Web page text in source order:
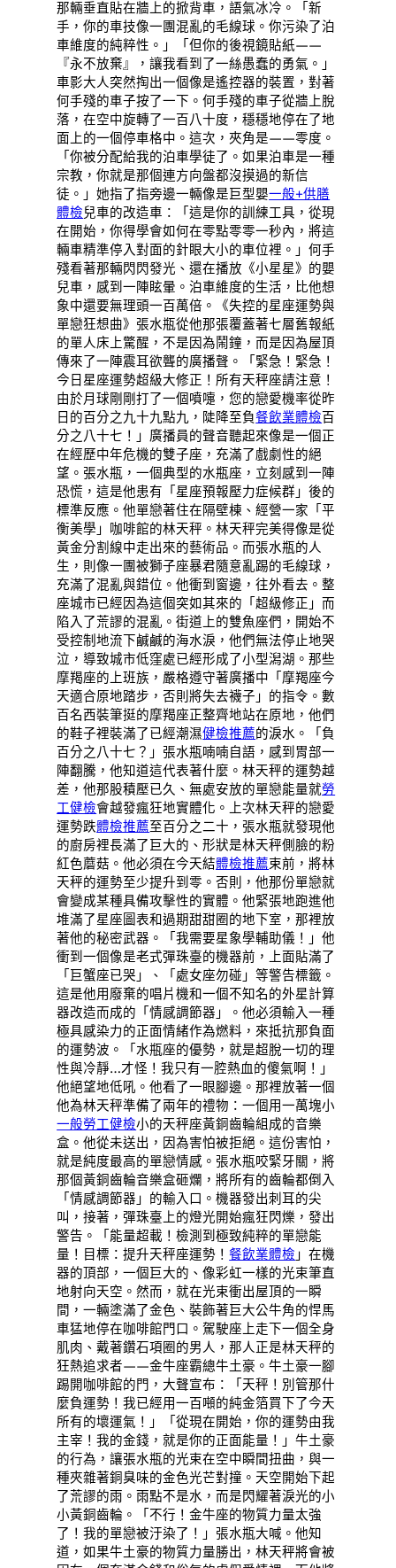
那輛垂直貼在牆上的掀背車，語氣冰冷。「新
手，你的車技像一團混亂的毛線球。你污染了泊
車維度的純粹性。」「但你的後視鏡貼紙——
『永不放棄』，讓我看到了一絲愚蠢的勇氣。」
車影大人突然掏出一個像是遙控器的裝置，對著
何手殘的車子按了一下。何手殘的車子從牆上脫
落，在空中旋轉了一百八十度，穩穩地停在了地
面上的一個停車格中。這次，夾角是——零度。
「你被分配給我的泊車學徒了。如果泊車是一種
宗教，你就是那個連方向盤都沒摸過的新信
徒。」她指了指旁邊一輛像是巨型嬰一般+供膳
體檢兒車的改造車：「這是你的訓練工具，從現
在開始，你得學會如何在零點零零一秒內，將這
輛車精準停入對面的針眼大小的車位裡。」何手
殘看著那輛閃閃發光、還在播放《小星星》的嬰
兒車，感到一陣眩暈。泊車維度的生活，比他想
象中還要無理頭一百萬倍。《失控的星座運勢與
單戀狂想曲》張水瓶從他那張覆蓋著七層舊報紙
的單人床上驚醒，不是因為鬧鐘，而是因為屋頂
傳來了一陣震耳欲聾的廣播聲。「緊急！緊急！
今日星座運勢超級大修正！所有天秤座請注意！
由於月球剛剛打了一個噴嚏，您的戀愛機率從昨
日的百分之九十九點九，陡降至負餐飲業體檢百
分之八十七！」廣播員的聲音聽起來像是一個正
在經歷中年危機的雙子座，充滿了戲劇性的絕
望。張水瓶，一個典型的水瓶座，立刻感到一陣
恐慌，這是他患有「星座預報壓力症候群」後的
標準反應。他單戀著住在隔壁棟、經營一家「平
衡美學」咖啡館的林天秤。林天秤完美得像是從
黃金分割線中走出來的藝術品。而張水瓶的人
生，則像一團被獅子座暴君隨意亂踢的毛線球，
充滿了混亂與錯位。他衝到窗邊，往外看去。整
座城市已經因為這個突如其來的「超級修正」而
陷入了荒謬的混亂。街道上的雙魚座們，開始不
受控制地流下鹹鹹的海水淚，他們無法停止地哭
泣，導致城市低窪處已經形成了小型潟湖。那些
摩羯座的上班族，嚴格遵守著廣播中「摩羯座今
天適合原地踏步，否則將失去襪子」的指令。數
百名西裝筆挺的摩羯座正整齊地站在原地，他們
的鞋子裡裝滿了已經潮濕健檢推薦的淚水。「負
百分之八十七？」張水瓶喃喃自語，感到胃部一
陣翻騰，他知道這代表著什麼。林天秤的運勢越
差，他那股積壓已久、無處安放的單戀能量就勞
工健檢會越發瘋狂地實體化。上次林天秤的戀愛
運勢跌體檢推薦至百分之二十，張水瓶就發現他
的廚房裡長滿了巨大的、形狀是林天秤側臉的粉
紅色蘑菇。他必須在今天結體檢推薦束前，將林
天秤的運勢至少提升到零。否則，他那份單戀就
會變成某種具備攻擊性的實體。他緊張地跑進他
堆滿了星座圖表和過期甜甜圈的地下室，那裡放
著他的秘密武器。「我需要星象學輔助儀！」他
衝到一個像是老式彈珠臺的機器前，上面貼滿了
「巨蟹座已哭」、「處女座勿碰」等警告標籤。
這是他用廢棄的唱片機和一個不知名的外星計算
器改造而成的「情感調節器」。他必須輸入一種
極具感染力的正面情緒作為燃料，來抵抗那負面
的運勢波。「水瓶座的優勢，就是超脫一切的理
性與冷靜…才怪！我只有一腔熱血的傻氣啊！」
他絕望地低吼。他看了一眼腳邊。那裡放著一個
他為林天秤準備了兩年的禮物：一個用一萬塊小
一般勞工健檢小的天秤座黃銅齒輪組成的音樂
盒。他從未送出，因為害怕被拒絕。這份害怕，
就是純度最高的單戀情感。張水瓶咬緊牙關，將
那個黃銅齒輪音樂盒砸爛，將所有的齒輪都倒入
「情感調節器」的輸入口。機器發出刺耳的尖
叫，接著，彈珠臺上的燈光開始瘋狂閃爍，發出
警告。「能量超載！檢測到極致純粹的單戀能
量！目標：提升天秤座運勢！餐飲業體檢 」在機
器的頂部，一個巨大的、像彩虹一樣的光束筆直
地射向天空。然而，就在光束衝出屋頂的一瞬
間，一輛塗滿了金色、裝飾著巨大公牛角的悍馬
車猛地停在咖啡館門口。駕駛座上走下一個全身
肌肉、戴著鑽石項圈的男人，那人正是林天秤的
狂熱追求者——金牛座霸總牛土豪。牛土豪一腳
踢開咖啡館的門，大聲宣布：「天秤！別管那什
麼負運勢！我已經用一百噸的純金箔買下了今天
所有的壞運氣！」「從現在開始，你的運勢由我
主宰！我的金錢，就是你的正面能量！」牛土豪
的行為，讓張水瓶的光束在空中瞬間扭曲，與一
種夾雜著銅臭味的金色光芒對撞。天空開始下起
了荒謬的雨。雨點不是水，而是閃耀著淚光的小
小黃銅齒輪。「不行！金牛座的物質力量太強
了！我的單戀被汙染了！」張水瓶大喊。他知
道，如果牛土豪的物質力量勝出，林天秤將會被